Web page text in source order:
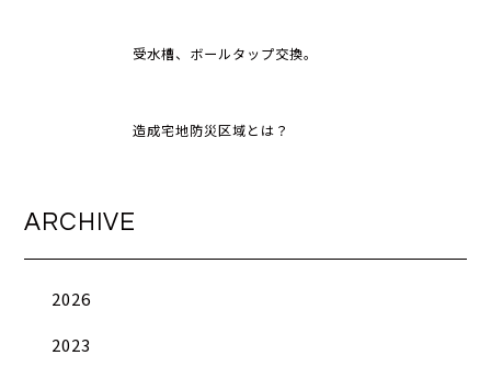
受水槽、ボールタップ交換。
造成宅地防災区域とは？
ARCHIVE
2026
2023